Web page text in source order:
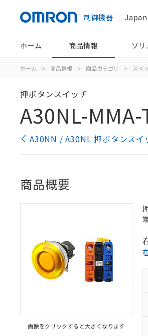
制御機器 Japan
ホーム 商品情報 ソ
ホーム > 商品情報 > 商品カテゴリ > スイ
押ボタンスイッチ
A30NL-MMA-
A30NN / A30NL 押ボタンスイ
商品概要
画像をクリックすると大きくなります